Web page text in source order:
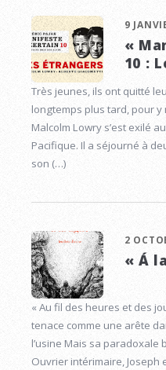
9
«
10 :
Très jeunes, ils ont quitté
longtemps plus tard, pour y
Malcolm Lowry s’est exilé
Pacifique. Il a séjourné à
son (…)
2
« Á
« Au fil des heures et des
tenace comme une arête
l’usine Mais sa paradoxale
Ouvrier intérimaire, Joseph